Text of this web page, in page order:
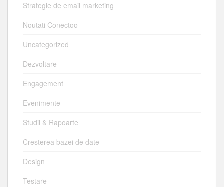
Strategie de email marketing
Noutati Conectoo
Uncategorized
Dezvoltare
Engagement
Evenimente
Studii & Rapoarte
Cresterea bazei de date
Design
Testare